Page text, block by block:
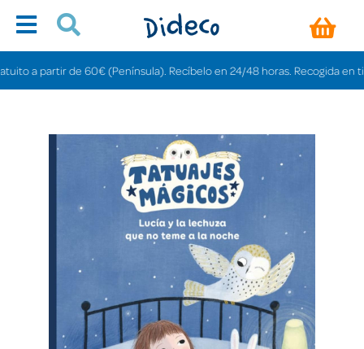
a partir de 60€ (Península). Recíbelo en 24/48 horas. Recogida en